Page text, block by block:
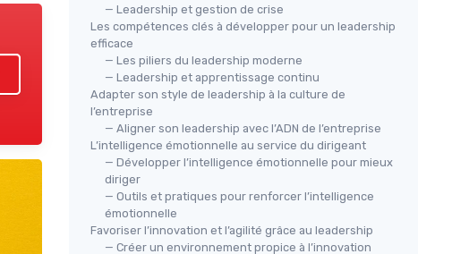
— Leadership et gestion de crise
Les compétences clés à développer pour un leadership
efficace
— Les piliers du leadership moderne
— Leadership et apprentissage continu
Adapter son style de leadership à la culture de
l’entreprise
— Aligner son leadership avec l’ADN de l’entreprise
L’intelligence émotionnelle au service du dirigeant
— Développer l’intelligence émotionnelle pour mieux
diriger
— Outils et pratiques pour renforcer l’intelligence
émotionnelle
Favoriser l’innovation et l’agilité grâce au leadership
— Créer un environnement propice à l’innovation